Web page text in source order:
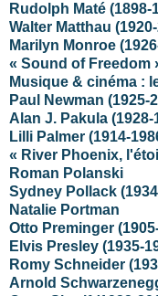
Rudolph Maté (1898-
Walter Matthau
Marilyn Monroe
« Sound of Freedom
Musique & cinéma :
Paul Newman (1925-
Alan J. Pakula (1928-
Lilli Palmer (1914-
« River Phoenix,
Roman Polanski
Sydney Pollack
Natalie Portman
Otto Preminger
Elvis Presley (1935-
Romy Schneider
Arnold